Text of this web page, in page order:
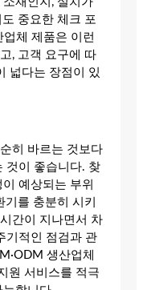
중요한 체크 포
체 제품은 이런
, 고객 요구에 따
넓다는 장점이 있
히 바르는 것보다
것이 좋습니다. 찾
예상되는 부위
를 충분히 시키
간이 지나면서 차
기적인 점검과 관
생산업체
원 서비스를 적극